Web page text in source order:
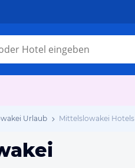
Urlaub Mittelslowakei Hotels